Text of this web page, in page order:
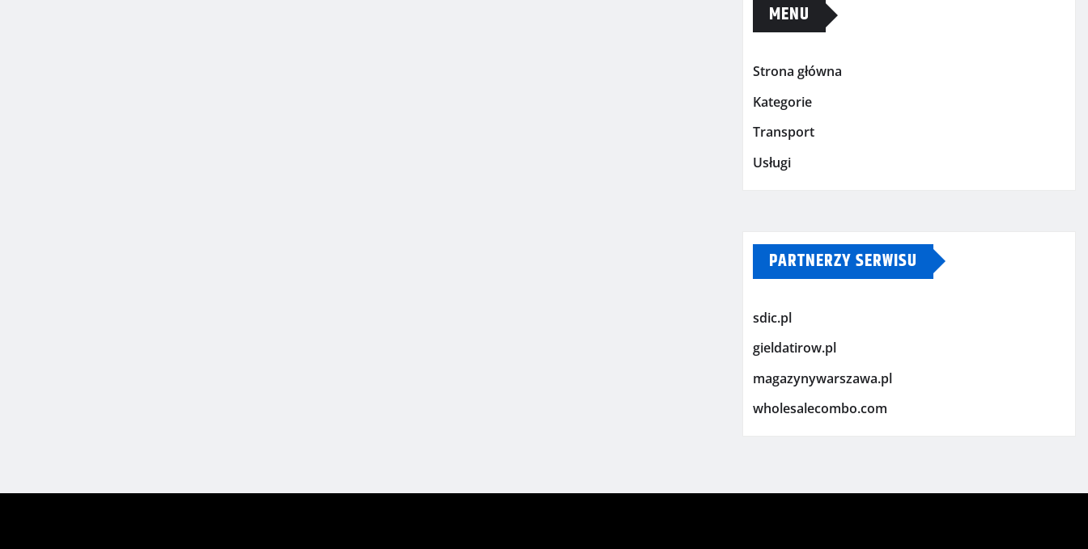
MENU
Strona główna
Kategorie
Transport
Usługi
PARTNERZY SERWISU
sdic.pl
gieldatirow.pl
magazynywarszawa.pl
wholesalecombo.com